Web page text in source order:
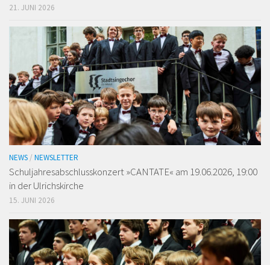
21. JUNI 2026
NEWS / NEWSLETTER
Schuljahresabschlusskonzert »CANTATE« am 19.06.2026, 19:00
in der Ulrichskirche
15. JUNI 2026